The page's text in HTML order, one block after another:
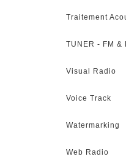
Traitement
TUNER - FM &
Visual Radio
Voice Track
Watermarking
Web Radio